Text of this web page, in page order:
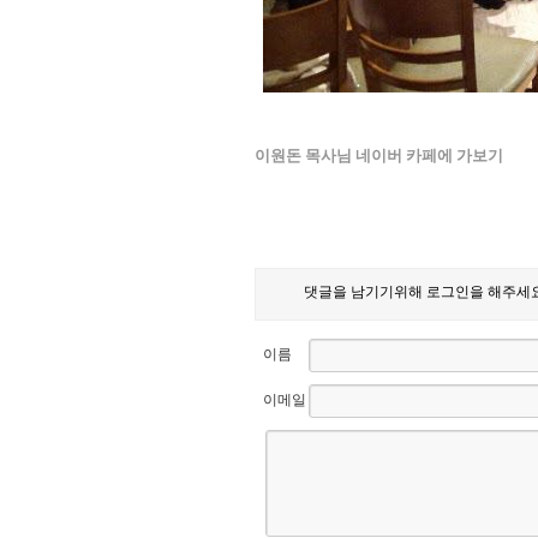
이원돈 목사님 네이버 카페에 가보기
댓글을 남기기위해 로그인을 해주세
이름
이메일